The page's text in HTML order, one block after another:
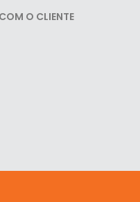
O CLIENTE